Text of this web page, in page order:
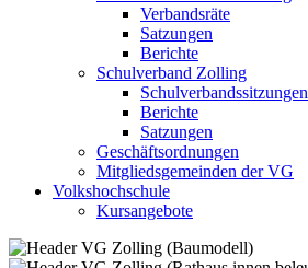
Verbandsräte
Satzungen
Berichte
Schulverband Zolling
Schulverbandssitzungen
Berichte
Satzungen
Geschäftsordnungen
Mitgliedsgemeinden der VG
Volkshochschule
Kursangebote